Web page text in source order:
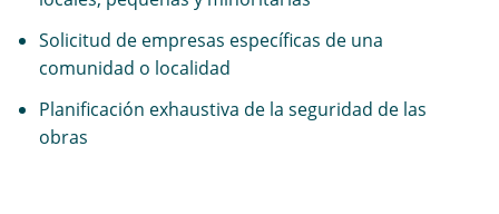
Solicitud de empresas específicas de una
comunidad o localidad
Planificación exhaustiva de la seguridad de las
obras